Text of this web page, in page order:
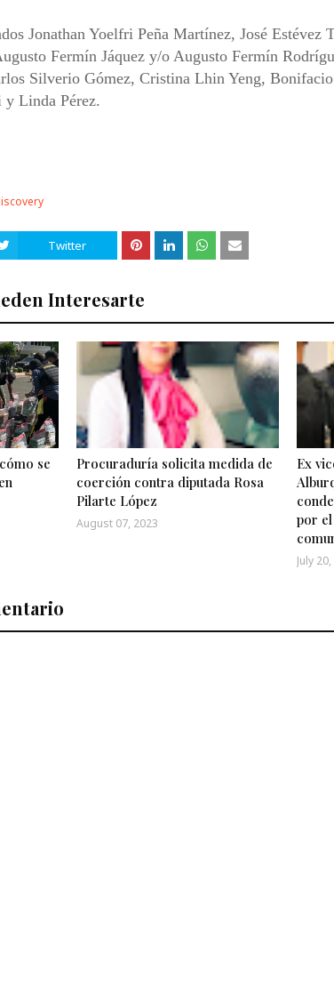
Jonathan Yoelfri Peña Martínez, José Estévez
Fermín Jáquez y/o Augusto Fermín
Silverio Gómez, Cristina Lhin Yeng,
Linda Pérez.
Twitter
Interesarte
se
Procuraduría solicita medida de
coerción contra diputada Rosa
Pilarte López
August 07, 2023
Ex
por
July